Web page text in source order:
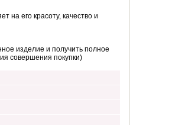
на его красоту, качество и
изделие и получить полное
совершения покупки)